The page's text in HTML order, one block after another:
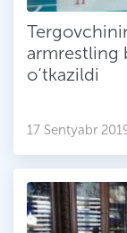
armrestling
o‘tkazildi
17 Sentyabr